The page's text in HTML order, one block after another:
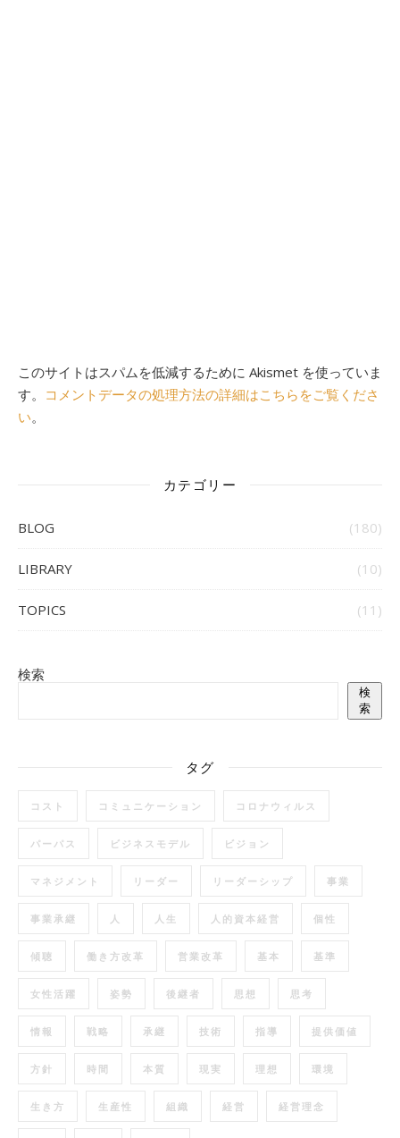
このサイトはスパムを低減するために Akismet を使っていま
す。 コメントデータの処理方法の詳細はこちらをご覧くださ
い。
カテゴリー
BLOG (180)
LIBRARY (10)
TOPICS (11)
検索
検
索
タグ
コスト コミュニケーション コロナウィルス
パーパス ビジネスモデル ビジョン
マネジメント リーダー リーダーシップ 事業
事業承継 人 人生 人的資本経営 個性
傾聴 働き方改革 営業改革 基本 基準
女性活躍 姿勢 後継者 思想 思考
情報 戦略 承継 技術 指導 提供価値
方針 時間 本質 現実 理想 環境
生き方 生産性 組織 経営 経営理念